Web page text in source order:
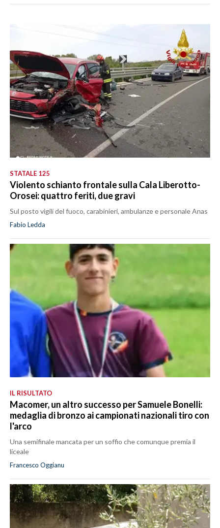
STATALE 125
Violento schianto frontale sulla Cala Liberotto-
Orosei: quattro feriti, due gravi
Sul posto vigili del fuoco, carabinieri, ambulanze e personale Anas
Fabio Ledda
IL RISULTATO
Macomer, un altro successo per Samuele Bonelli:
medaglia di bronzo ai campionati nazionali tiro con
l'arco
Una semifinale mancata per un soffio che comunque premia il
liceale
Francesco Oggianu